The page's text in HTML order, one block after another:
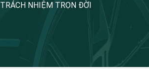
TRÁCH NHIỆM TRỌN ĐỜI